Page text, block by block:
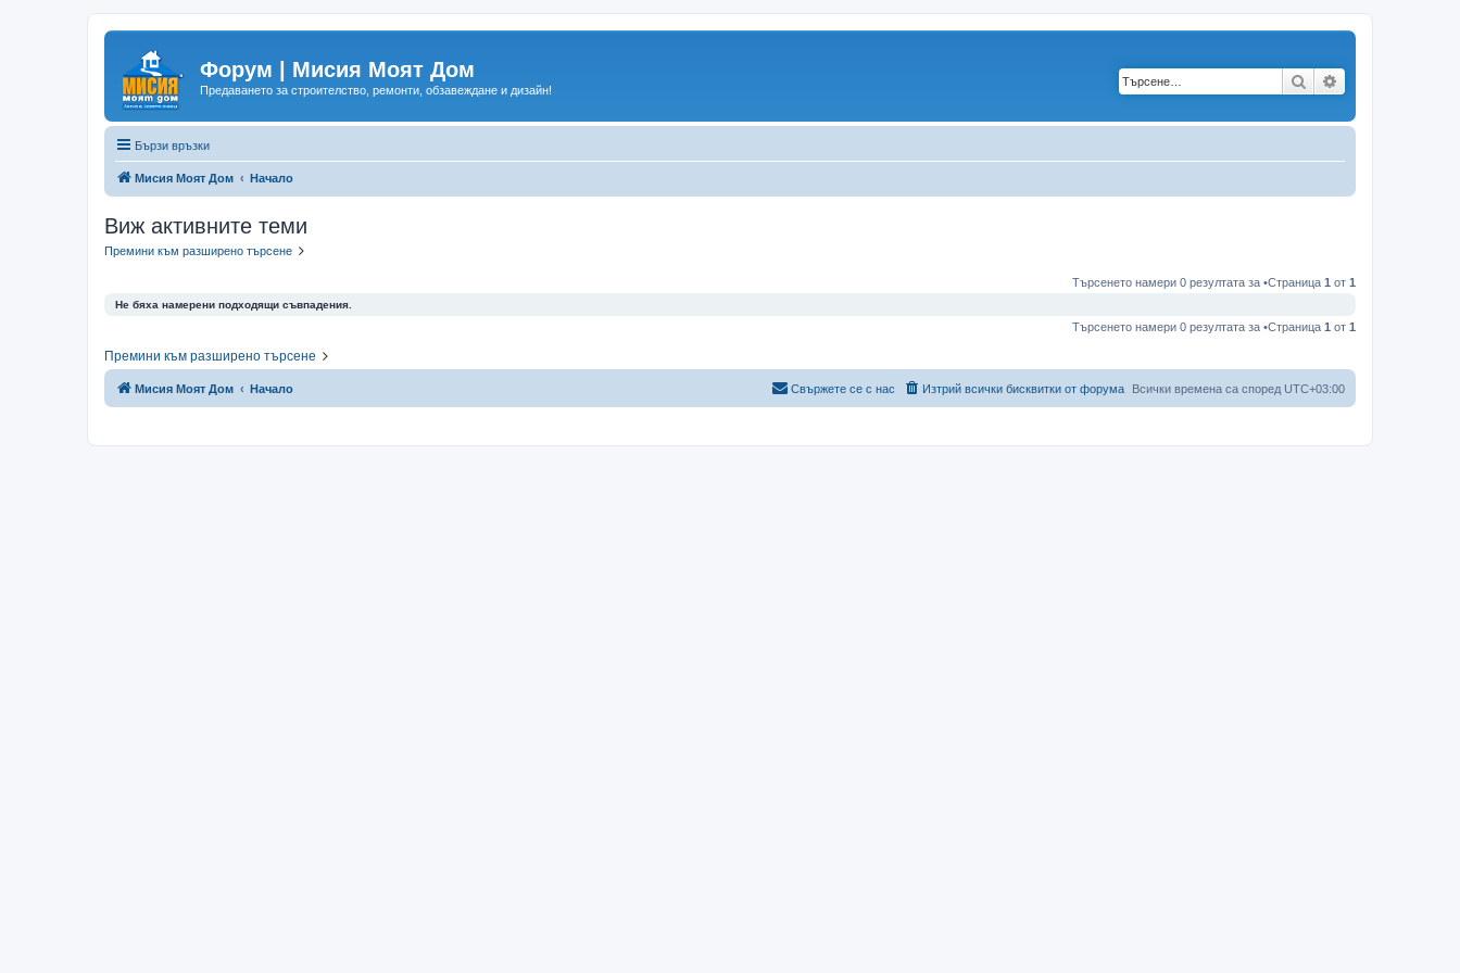
Форум | Мисия Моят Дом
Предаването за строителство, ремонти, обзавеждане и дизайн! Търсене
Бързи връзки
Мисия Моят Дом Начало
Виж активните теми
Премини към разширено търсене
Търсенето намери 0 резултата за •Страница 1 от 1
Не бяха намерени подходящи съвпадения.
Търсенето намери 0 резултата за •Страница 1 от 1
Премини към разширено търсене
Мисия Моят Дом Начало Всички времена са според UTC+03:00
Изтрий всички бисквитки от форума
Свържете се с нас